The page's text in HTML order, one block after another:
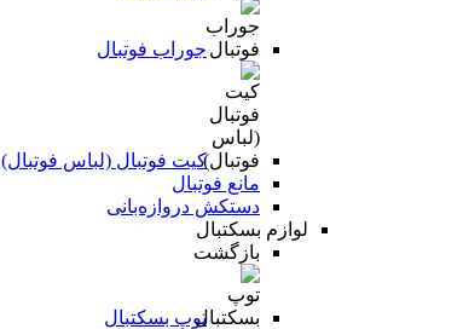
جوراب فوتبال
کیت فوتبال (لباس فوتبال)
مانع فوتبال
دستکش دروازه‌بانی
لوازم بسکتبال
بازگشت
توپ بسکتبال